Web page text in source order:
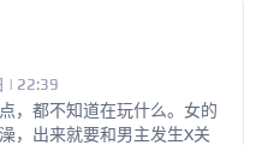
| 22:39
，都不知道在玩什么。女的
，出来就要和男主发生X关